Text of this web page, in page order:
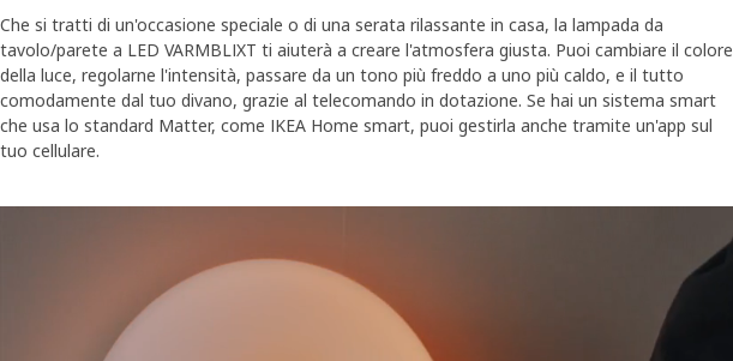
Che si tratti di un'occasione speciale o di una serata rilassante in casa, la lampada da
tavolo/parete a LED VARMBLIXT ti aiuterà a creare l'atmosfera giusta. Puoi cambiare il colore
della luce, regolarne l'intensità, passare da un tono più freddo a uno più caldo, e il tutto
comodamente dal tuo divano, grazie al telecomando in dotazione. Se hai un sistema smart
che usa lo standard Matter, come IKEA Home smart, puoi gestirla anche tramite un'app sul
tuo cellulare.